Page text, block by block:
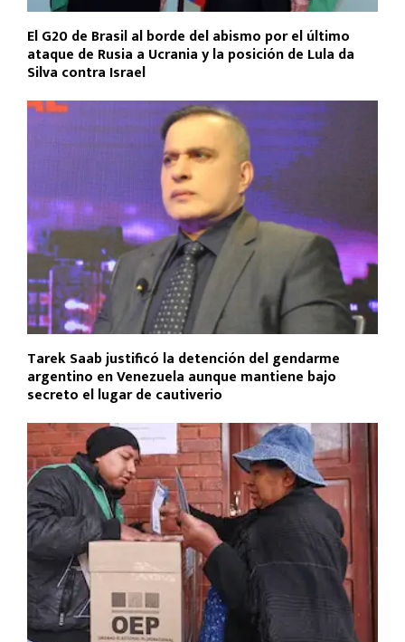
El G20 de Brasil al borde del abismo por el último
ataque de Rusia a Ucrania y la posición de Lula da
Silva contra Israel
Tarek Saab justificó la detención del gendarme
argentino en Venezuela aunque mantiene bajo
secreto el lugar de cautiverio